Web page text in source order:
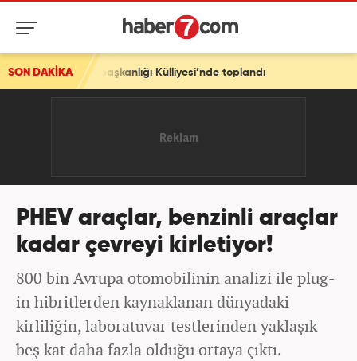
SON DAKİKAKülliyesi’nde toplandı
PHEV araçlar, benzinli araçlar
kadar çevreyi kirletiyor!
800 bin Avrupa otomobilinin analizi ile plug-
in hibritlerden kaynaklanan dünyadaki
kirliliğin, laboratuvar testlerinden yaklaşık
beş kat daha fazla olduğu ortaya çıktı.